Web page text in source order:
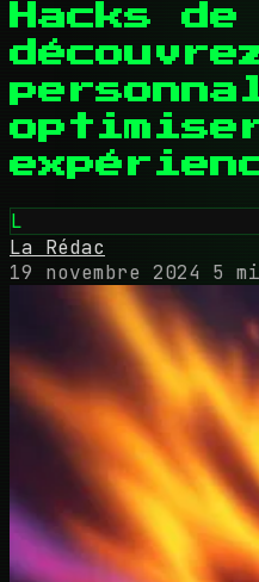
Hacks
L
La Rédac
19 novembre 2024
5